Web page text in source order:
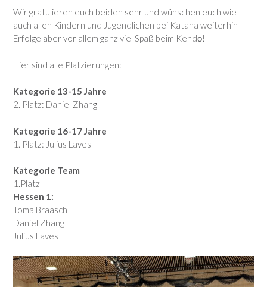
Wir gratulieren euch beiden sehr und wünschen euch wie
auch allen Kindern und Jugendlichen bei Katana weiterhin
Erfolge aber vor allem ganz viel Spaß beim Kendō!
Hier sind alle Platzierungen:
Kategorie 13-15 Jahre
2.⁠ ⁠Platz: Daniel Zhang
Kategorie 16-17 Jahre
1.⁠ ⁠Platz: Julius Laves
Kategorie Team
1.Platz
Hessen 1:
Toma Braasch
Daniel Zhang
Julius Laves